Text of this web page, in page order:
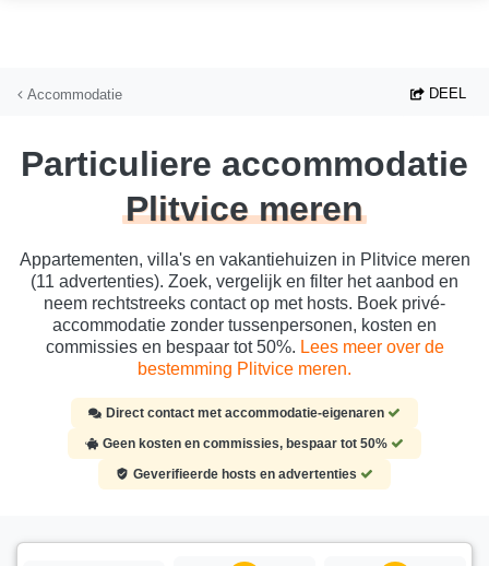
Accommodatie DEEL
Particuliere accommodatie
Plitvice meren
Appartementen, villa's en vakantiehuizen in Plitvice meren
(11 advertenties). Zoek, vergelijk en filter het aanbod en
neem rechtstreeks contact op met hosts. Boek privé-
accommodatie zonder tussenpersonen, kosten en
commissies en bespaar tot 50%. Lees meer over de
bestemming Plitvice meren.
Direct contact met accommodatie-eigenaren
Geen kosten en commissies, bespaar tot 50%
Geverifieerde hosts en advertenties